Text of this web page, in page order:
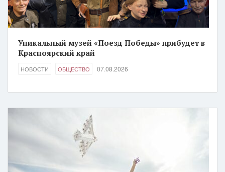
Уникальный музей «Поезд Победы» прибудет в
Красноярский край
НОВОСТИ ОБЩЕСТВО 07.08.2026